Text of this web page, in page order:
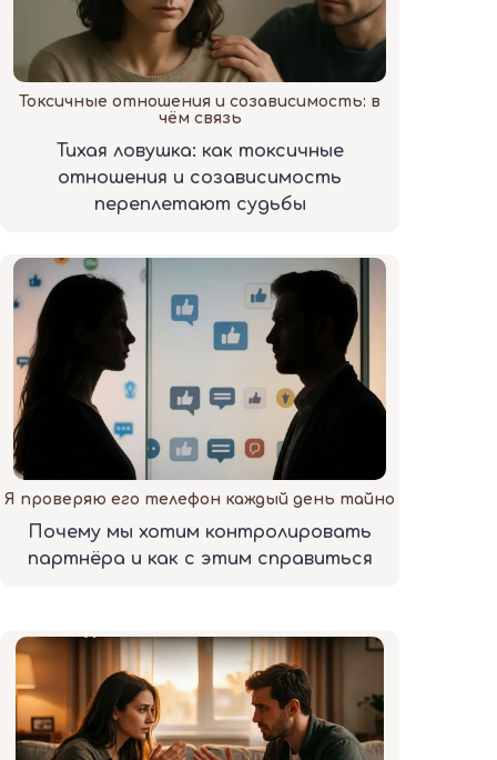
Токсичные отношения и созависимость: в
чём связь
Тихая ловушка: как токсичные
отношения и созависимость
переплетают судьбы
Я проверяю его телефон каждый день тайно
Почему мы хотим контролировать
партнёра и как с этим справиться